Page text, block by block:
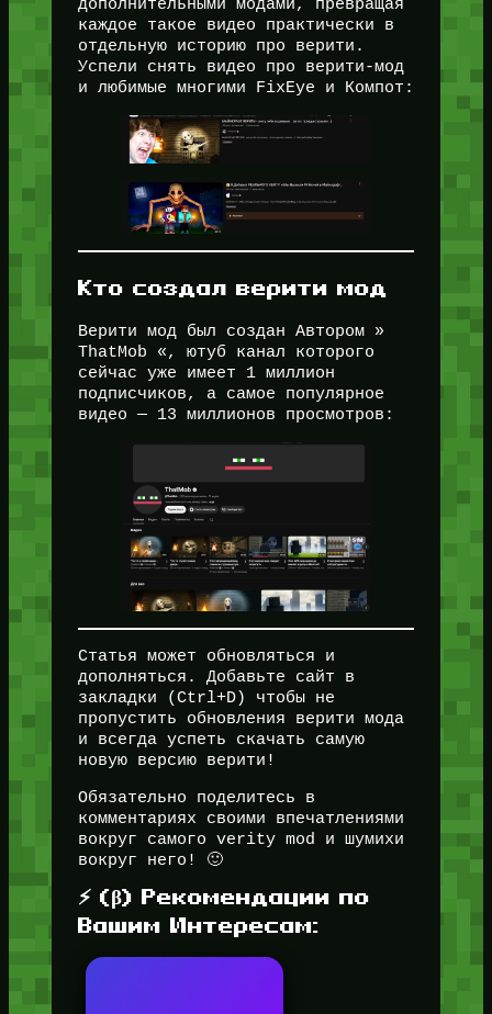
дополнительными модами, превращая
каждое такое видео практически в
отдельную историю про верити.
Успели снять видео про верити-мод
и любимые многими FixEye и Компот:
Кто создал верити мод
Верити мод был создан Автором »
ThatMob «, ютуб канал которого
сейчас уже имеет 1 миллион
подписчиков, а самое популярное
видео — 13 миллионов просмотров:
Статья может обновляться и
дополняться. Добавьте сайт в
закладки (Ctrl+D) чтобы не
пропустить обновления верити мода
и всегда успеть скачать самую
новую версию верити!
Обязательно поделитесь в
комментариях своими впечатлениями
вокруг самого verity mod и шумихи
вокруг него! 🙂
⚡ (β) Рекомендации по
Вашим Интересам: